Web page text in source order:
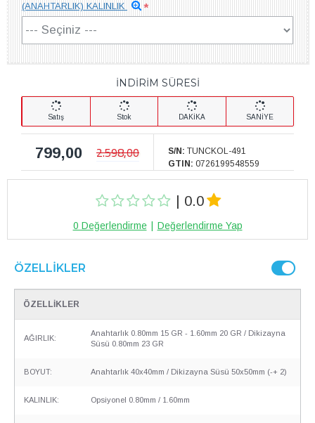
| 0.0
0 Değerlendirme Değerlendirme Yap
İNDİRİM SÜRESİ
Satış Stok DAKİKA SANİYE
799,00 2.598,00 S/N: TUNCKOL-491
GTIN: 0726199548559
(ANAHTARLIK) KALINLIK
ÖZELLIKLER
ÖZELLİKLER
AĞIRLIK:
Anahtarlık 0.80mm 15 GR - 1.60mm 20 GR / Dikizayna
Süsü 0.80mm 23 GR
BOYUT: Anahtarlık 40x40mm / Dikizayna Süsü 50x50mm (-+ 2)
KALINLIK: Opsiyonel 0.80mm / 1.60mm